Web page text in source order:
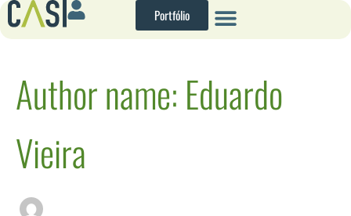
Ir
para
Portfólio
Author name: Eduardo
Vieira
Pesquisar
por: